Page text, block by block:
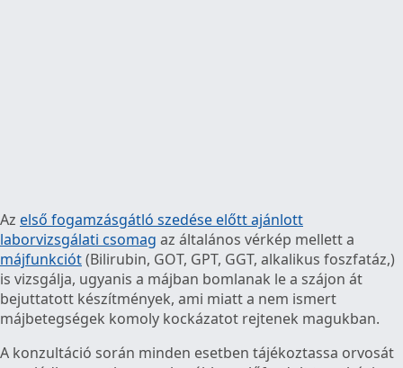
Az első fogamzásgátló szedése előtt ajánlott
laborvizsgálati csomag az általános vérkép mellett a
májfunkciót(Bilirubin, GOT, GPT, GGT, alkalikus foszfatáz,)
is vizsgálja, ugyanis a májban bomlanak le a szájon át
bejuttatott készítmények, ami miatt a nem ismert
májbetegségek komoly kockázatot rejtenek magukban.
A konzultáció során minden esetben tájékoztassa orvosát